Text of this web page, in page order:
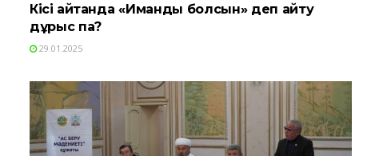
Кісі қайтқанда «Иманды болсын» деп айту
дұрыс па?
29.01.2025